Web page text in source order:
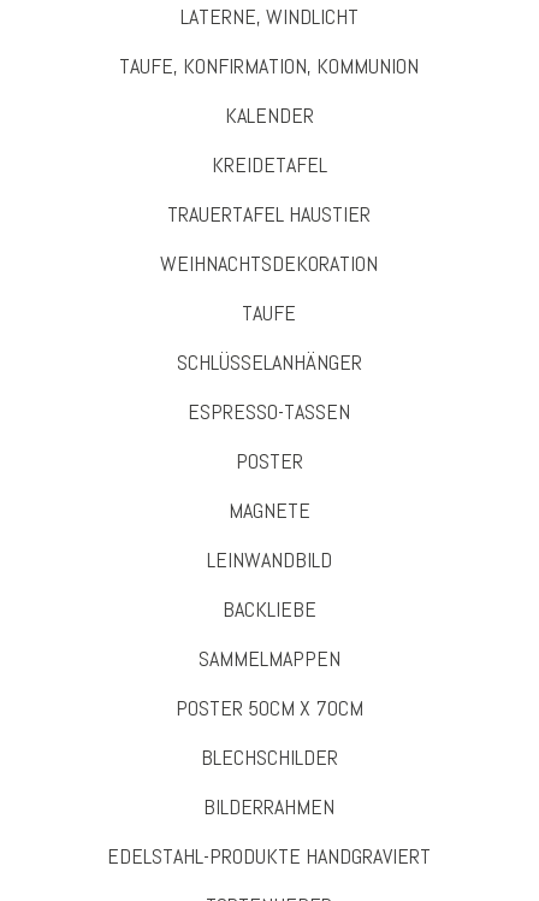
LATERNE, WINDLICHT
TAUFE, KONFIRMATION, KOMMUNION
KALENDER
KREIDETAFEL
TRAUERTAFEL HAUSTIER
WEIHNACHTSDEKORATION
TAUFE
SCHLÜSSELANHÄNGER
ESPRESSO-TASSEN
POSTER
MAGNETE
LEINWANDBILD
BACKLIEBE
SAMMELMAPPEN
POSTER 50CM X 70CM
BLECHSCHILDER
BILDERRAHMEN
EDELSTAHL-PRODUKTE HANDGRAVIERT